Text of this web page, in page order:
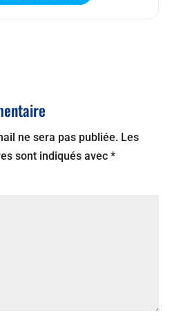
ne sera pas publiée. Les
sont indiqués avec *